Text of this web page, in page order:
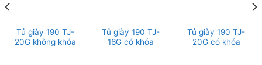
Tủ giày 190 TJ-
20G không khóa
Tủ giày 190 TJ-
16G có khóa
Tủ giày 190 TJ-
20G có khóa